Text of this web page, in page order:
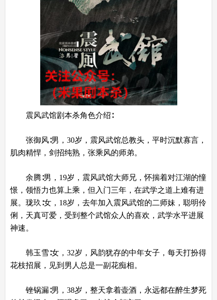
震风武馆剧本杀角色介绍∶
张御风∶男，30岁，震风武馆总教头，平时沉默寡言，
肌肉精悍，剑招纯熟，张乘风的师弟。
余腾∶男，19岁，震风武馆大师兄，怀揣着对江湖的憧
憬，领悟力也算上乘，但入门三年，在武学之道上难有进
展。珑玖∶女，18岁，去年加入震风武馆的二师妹，聪明伶
俐，天真可爱，受到整个武馆众人的喜欢，武学水平进展
神速。
韩玉雪∶女，32岁，风韵犹存的中年女子，每天打扮得
花枝招展，见到男人总是一副花痴相。
锉锅漏∶男，38岁，整天拿着壶酒，永远都在醉生梦死